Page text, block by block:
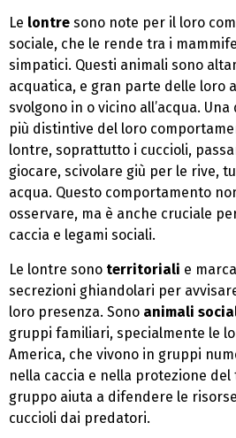
Le lontre sono note per il loro
sociale, che le rende tra i
simpatici. Questi animali sono
acquatica, e gran parte delle loro
svolgono in o vicino all’acqua.
più distintive del loro
lontre, soprattutto i cuccioli,
giocare, scivolare giù per le rive,
acqua. Questo comportamento
osservare, ma è anche cruciale
caccia e legami sociali.
Le lontre sono territoriali e
secrezioni ghiandolari per
loro presenza. Sono animali
gruppi familiari, specialmente le
America, che vivono in gruppi
nella caccia e nella protezione
gruppo aiuta a difendere le
cuccioli dai predatori.